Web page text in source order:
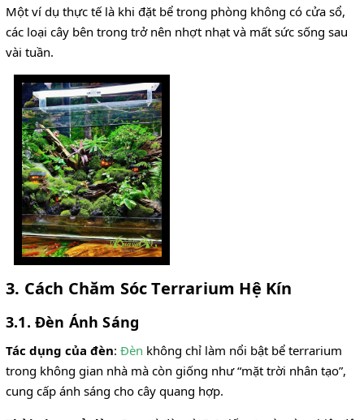
Một ví dụ thực tế là khi đặt bể trong phòng không có cửa sổ,
các loại cây bên trong trở nên nhợt nhạt và mất sức sống sau
vài tuần.
3. Cách Chăm Sóc Terrarium Hệ Kín
3.1. Đèn Ánh Sáng
Tác dụng của đèn: Đèn không chỉ làm nổi bật bể terrarium
trong không gian nhà mà còn giống như “mặt trời nhân tạo”,
cung cấp ánh sáng cho cây quang hợp.